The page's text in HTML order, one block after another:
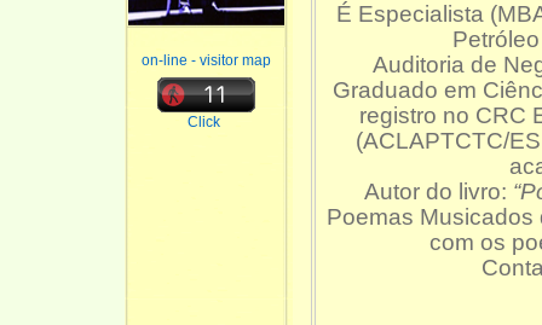
on-line - visitor map
Click
É Especialista
Auditoria de
Graduado em
registro no CRC
(ACLAPTCTC/
Autor do livro:
Poemas Musicados
com os